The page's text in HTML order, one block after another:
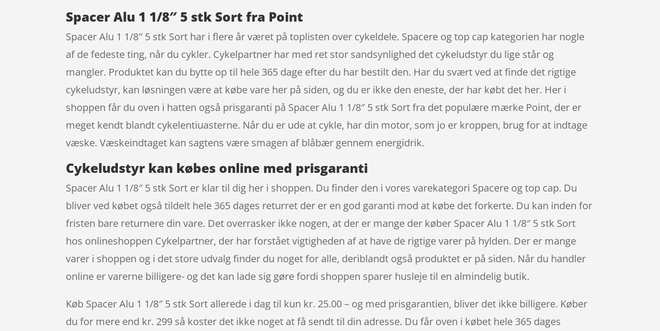
Spacer Alu 1 1/8″ 5 stk Sort fra Point
Spacer Alu 1 1/8″ 5 stk Sort har i flere år været på toplisten over cykeldele. Spacere og top cap kategorien har nogle
af de fedeste ting, når du cykler. Cykelpartner har med ret stor sandsynlighed det cykeludstyr du lige står og
mangler. Produktet kan du bytte op til hele 365 dage efter du har bestilt den. Har du svært ved at finde det rigtige
cykeludstyr, kan løsningen være at købe vare her på siden, og du er ikke den eneste, der har købt det her. Her i
shoppen får du oven i hatten også prisgaranti på Spacer Alu 1 1/8″ 5 stk Sort fra det populære mærke Point, der er
meget kendt blandt cykelentiuasterne. Når du er ude at cykle, har din motor, som jo er kroppen, brug for at indtage
væske. Væskeindtaget kan sagtens være smagen af blåbær gennem energidrik.
Cykeludstyr kan købes online med prisgaranti
Spacer Alu 1 1/8″ 5 stk Sort er klar til dig her i shoppen. Du finder den i vores varekategori Spacere og top cap. Du
bliver ved købet også tildelt hele 365 dages returret der er en god garanti mod at købe det forkerte. Du kan inden for
fristen bare returnere din vare. Det overrasker ikke nogen, at der er mange der køber Spacer Alu 1 1/8″ 5 stk Sort
hos onlineshoppen Cykelpartner, der har forstået vigtigheden af at have de rigtige varer på hylden. Der er mange
varer i shoppen og i det store udvalg finder du noget for alle, deriblandt også produktet er på siden. Når du handler
online er varerne billigere- og det kan lade sig gøre fordi shoppen sparer husleje til en almindelig butik.
Køb Spacer Alu 1 1/8″ 5 stk Sort allerede i dag til kun kr. 25.00 – og med prisgarantien, bliver det ikke billigere. Køber
du for mere end kr. 299 så koster det ikke noget at få sendt til din adresse. Du får oven i købet hele 365 dages